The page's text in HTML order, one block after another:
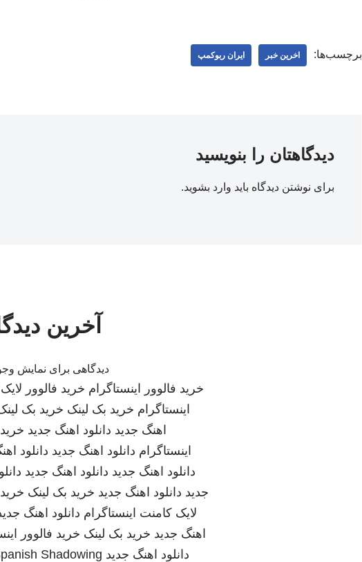
برچسب‌ها: اخرین خبر ایران ربوکمپ
دیدگاهتان را بنویسید
برای نوشتن دیدگاه باید وارد بشوید.
آخرین
دیدگاهی برای نمایش
خرید فالوور اینستاگرام خرید فالوور
اینستاگرام خرید بک لینک خرید بک
اهنگ جدید دانلود اهنگ جدید
اینستاگرام دانلود اهنگ جدید دانلود
دانلود اهنگ جدید دانلود اهنگ جدید
جدید دانلود اهنگ جدید خرید بک لینک
لایک کامنت اینستاگرام دانلود اهنگ
اهنگ جدید خرید بک لینک خرید فالوور
دانلود اهنگ جدید Shadowing